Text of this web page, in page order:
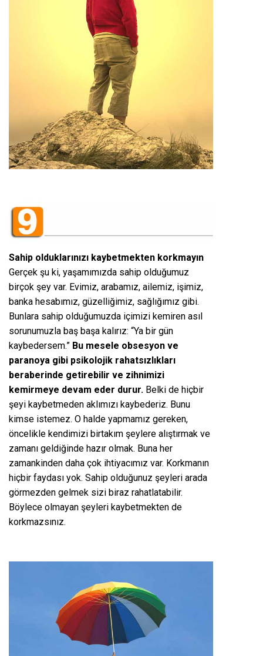
Sahip olduklarınızı kaybetmekten korkmayın
Gerçek şu ki, yaşamımızda sahip olduğumuz
birçok şey var. Evimiz, arabamız, ailemiz, işimiz,
banka hesabımız, güzelliğimiz, sağlığımız gibi.
Bunlara sahip olduğumuzda içimizi kemiren asıl
sorunumuzla baş başa kalırız: “Ya bir gün
kaybedersem.” Bu mesele obsesyon ve
paranoya gibi psikolojik rahatsızlıkları
beraberinde getirebilir ve zihnimizi
kemirmeye devam eder durur. Belki de hiçbir
şeyi kaybetmeden aklımızı kaybederiz. Bunu
kimse istemez. O halde yapmamız gereken,
öncelikle kendimizi birtakım şeylere alıştırmak ve
zamanı geldiğinde hazır olmak. Buna her
zamankinden daha çok ihtiyacımız var. Korkmanın
hiçbir faydası yok. Sahip olduğunuz şeyleri arada
görmezden gelmek sizi biraz rahatlatabilir.
Böylece olmayan şeyleri kaybetmekten de
korkmazsınız.